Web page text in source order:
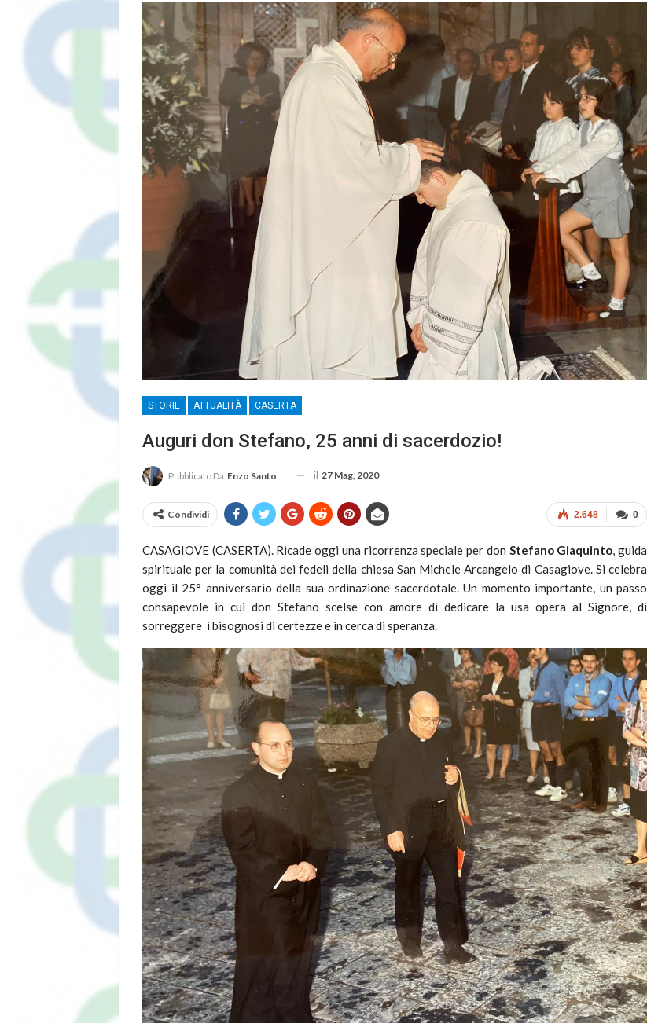
STORIE ATTUALITÀ CASERTA
Auguri don Stefano, 25 anni di sacerdozio!
Pubblicato Da Enzo Santoro il 27 Mag, 2020
0
2.648
Condividi
CASAGIOVE (CASERTA). Ricade oggi una ricorrenza speciale per don Stefano Giaquinto , guida
spirituale per la comunità dei fedeli della chiesa San Michele Arcangelo di Casagiove. Si celebra
oggi il 25° anniversario della sua ordinazione sacerdotale. Un momento importante, un passo
consapevole in cui don Stefano scelse con amore di dedicare la usa opera al Signore, di
sorreggere i bisognosi di certezze e in cerca di speranza.